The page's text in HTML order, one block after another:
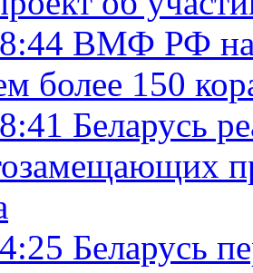
ВМФ РФ
более 150
Беларусь
Беларусь